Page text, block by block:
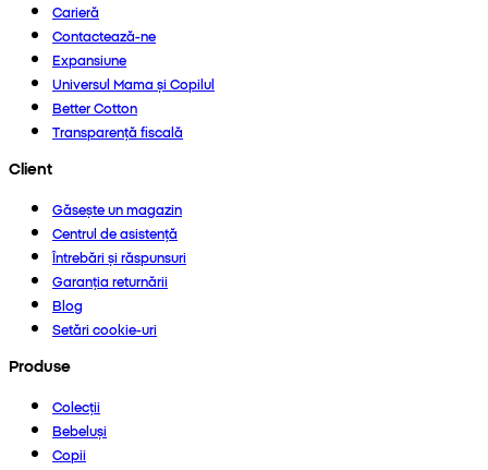
Carieră
Contactează-ne
Expansiune
Universul Mama și Copilul
Better Cotton
Transparență fiscală
Client
Găsește un magazin
Centrul de asistență
Întrebări și răspunsuri
Garanția returnării
Blog
Setări cookie-uri
Produse
Colecții
Bebeluși
Copii